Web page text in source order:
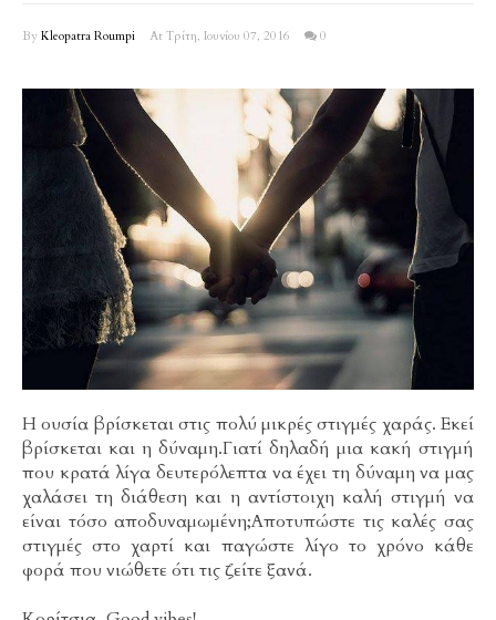
By Kleopatra Roumpi At Τρίτη, Ιουνίου 07, 2016 0
Η ουσία βρίσκεται στις πολύ μικρές στιγμές χαράς. Εκεί
βρίσκεται και η δύναμη.Γιατί δηλαδή μια κακή στιγμή
που κρατά λίγα δευτερόλεπτα να έχει τη δύναμη να μας
χαλάσει τη διάθεση και η αντίστοιχη καλή στιγμή να
είναι τόσο αποδυναμωμένη;Αποτυπώστε τις καλές σας
στιγμές στο χαρτί και παγώστε λίγο το χρόνο κάθε
φορά που νιώθετε ότι τις ζείτε ξανά.